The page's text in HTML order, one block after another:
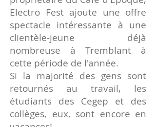
Electro Fest ajoute une offre
spectacle intéressante à une
clientèle-jeune déjà
nombreuse à Tremblant à
cette période de l'année.
Si la majorité des gens sont
retournés au travail, les
étudiants des Cegep et des
collèges, eux, sont encore en